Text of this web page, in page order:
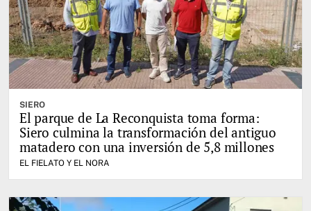
SIERO
El parque de La Reconquista toma forma:
Siero culmina la transformación del antiguo
matadero con una inversión de 5,8 millones
EL FIELATO Y EL NORA